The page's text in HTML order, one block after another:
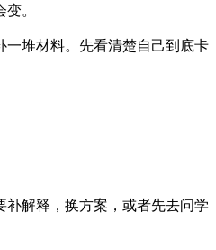
。
一堆材料。先看清楚自己到底卡
解释，换方案，或者先去问学